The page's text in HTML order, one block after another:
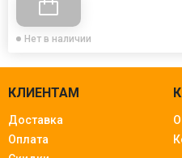
Нет в наличии
КЛИЕНТАМ
Доставка
Оплата